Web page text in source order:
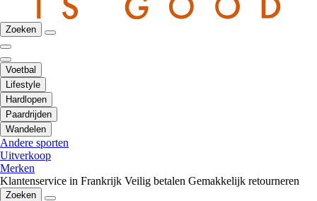
Zoeken
Voetbal
Lifestyle
Hardlopen
Paardrijden
Wandelen
Andere sporten
Uitverkoop
Merken
Klantenservice in Frankrijk Veilig betalen Gemakkelijk retourneren
Zoeken